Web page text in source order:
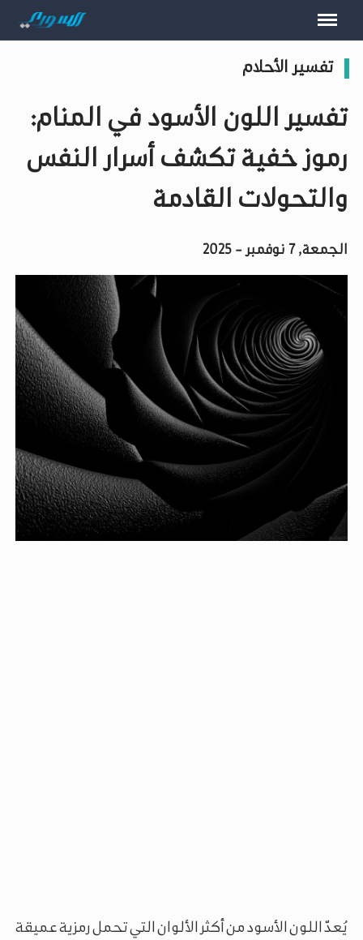
تفسير الأحلام
تفسير اللون الأسود في المنام:
رموز خفية تكشف أسرار النفس
والتحولات القادمة
الجمعة, 7 نوفمبر - 2025
يُعدّ اللون الأسود من أكثر الألوان التي تحمل رمزية عميقة